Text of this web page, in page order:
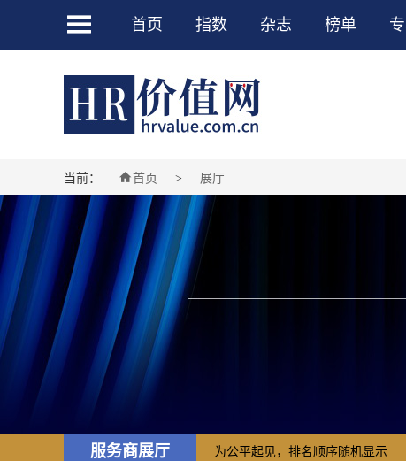
 首页 指数 杂志 榜单
当前： 首页 > 展厅
服务商展厅 为公平起见，排名顺序随机显示